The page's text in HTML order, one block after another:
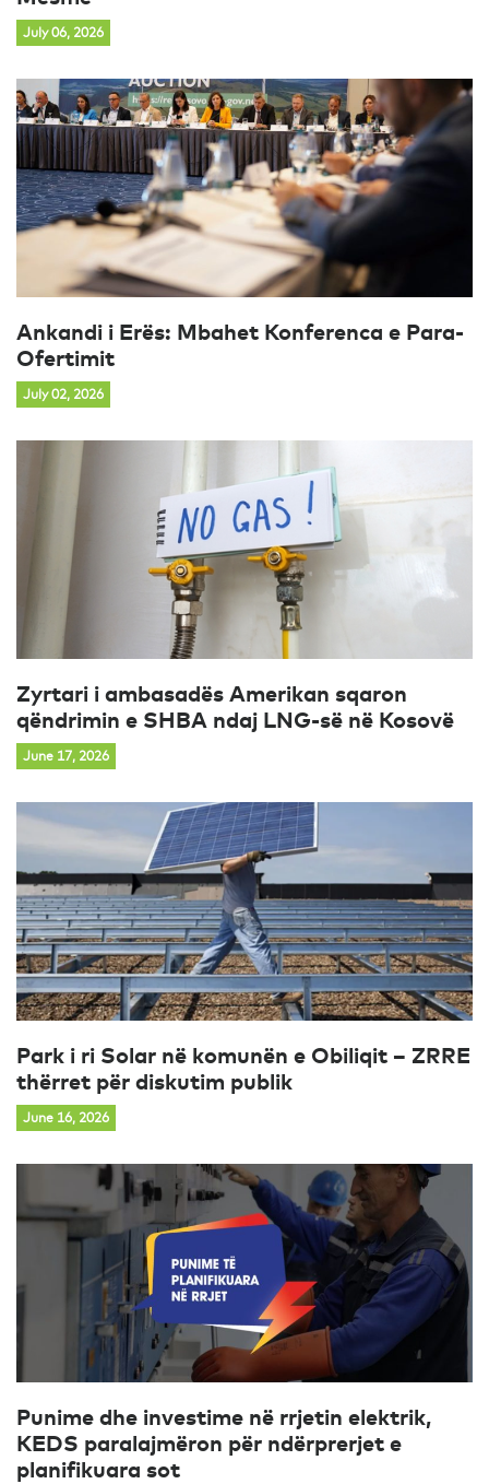
July 06, 2026
Ankandi i Erës: Mbahet Konferenca e Para-
Ofertimit
July 02, 2026
Zyrtari i ambasadës Amerikan sqaron
qëndrimin e SHBA ndaj LNG-së në Kosovë
June 17, 2026
Park i ri Solar në komunën e Obiliqit – ZRRE
thërret për diskutim publik
June 16, 2026
Punime dhe investime në rrjetin elektrik,
KEDS paralajmëron për ndërprerjet e
planifikuara sot